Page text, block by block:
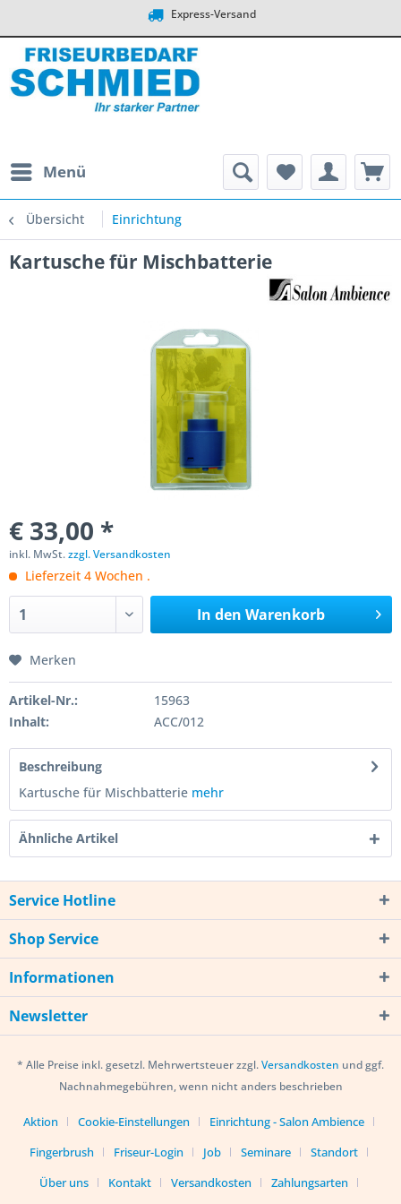
Express-Versand
Menü
Übersicht Einrichtung
Kartusche für Mischbatterie
€ 33,00 *
inkl. MwSt.zzgl. Versandkosten
Lieferzeit 4 Wochen .
In den Warenkorb
Merken
Artikel-Nr.:
15963
Inhalt:
ACC/012
Beschreibung
Kartusche für Mischbatterie mehr
Ähnliche Artikel
Service Hotline
Shop Service
Informationen
Newsletter
* Alle Preise inkl. gesetzl. Mehrwertsteuer zzgl.Versandkosten und ggf.
Nachnahmegebühren, wenn nicht anders beschrieben
Aktion Cookie-Einstellungen
Einrichtung - Salon Ambience
Fingerbrush
Friseur-Login Job Seminare
Standort
Über uns
Kontakt Versandkosten Zahlungsarten